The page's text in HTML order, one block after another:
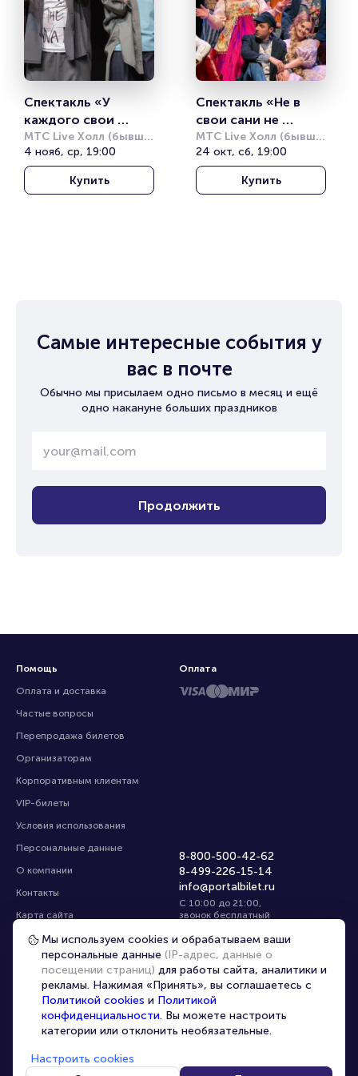
Спектакль «У
каждого свои
недостатки»
МТС Live Холл (бывш.
Юпитер)
4 нояб, ср, 19:00
Купить
Спектакль «Не в
свои сани не
садись»
МТС Live Холл (бывш.
Юпитер)
24 окт, сб, 19:00
Купить
Самые интересные события у
вас в почте
Обычно мы присылаем одно письмо в месяц и ещё
одно накануне больших праздников
Продолжить
Помощь
Оплата и доставка
Частые вопросы
Перепродажа билетов
Организаторам
Корпоративным клиентам
VIP-билеты
Условия использования
Персональные данные
О компании
Контакты
Карта сайта
Управление cookies
8-800-500-42-62
8-499-226-15-14
info@portalbilet.ru
С 10:00 до 21:00,
звонок бесплатный
Все площадки
Оплата
Главная Нижний Новгород
© 2020 - 2026 portalbilet.ru Все права защищены
Мы используем cookies и обрабатываем ваши
персональные данные (IP-адрес, данные о
посещении страниц) для работы сайта, аналитики и
рекламы. Нажимая «Принять», вы соглашаетесь с
Политикой cookies и Политикой
конфиденциальности. Вы можете настроить
категории или отклонить необязательные.
Настроить cookies